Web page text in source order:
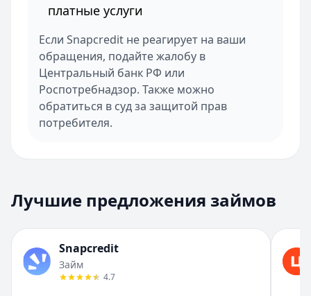
платные услуги
Если Snapcredit не реагирует на ваши
обращения, подайте жалобу в
Центральный банк РФ или
Роспотребнадзор. Также можно
обратиться в суд за защитой прав
потребителя.
Лучшие предложения займов
Snapcredit
Займ
4.7